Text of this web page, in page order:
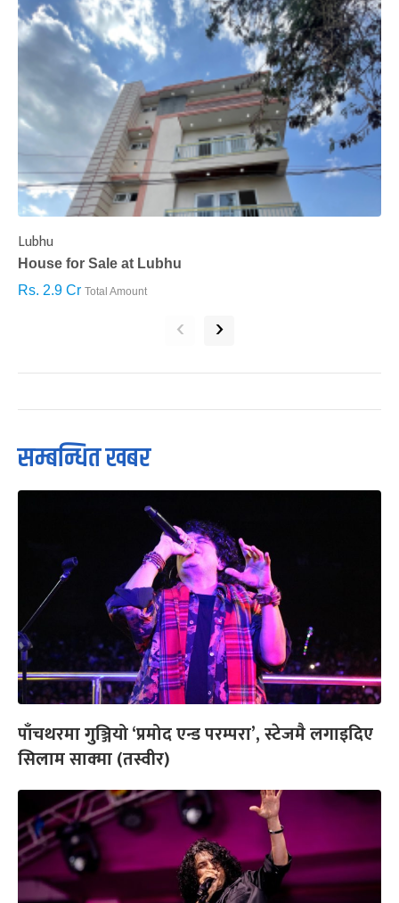
Lubhu
House for Sale at Lubhu
Rs. 2.9 Cr Total Amount
‹ ›
सम्बन्धित खबर
पाँचथरमा गुञ्जियो ‘प्रमोद एन्ड परम्परा’, स्टेजमै लगाइदिए
सिलाम साक्मा (तस्वीर)